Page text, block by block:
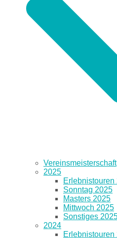
Vereinsmeisterschaft
2025
Erlebnistouren
Sonntag 2025
Masters 2025
Mittwoch 2025
Sonstiges
2024
Erlebnistouren